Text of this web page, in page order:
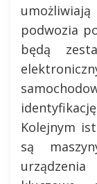
podwozia
będą
Kolejnym
są